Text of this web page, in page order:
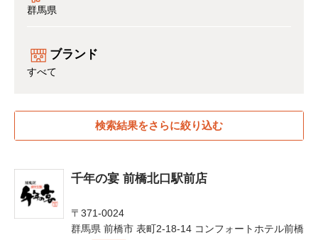
群馬県
ブランド
すべて
検索結果をさらに絞り込む
千年の宴 前橋北口駅前店
〒371-0024
群馬県 前橋市 表町2-18-14 コンフォートホテル前橋